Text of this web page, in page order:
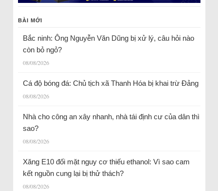
BÀI MỚI
Bắc ninh: Ông Nguyễn Văn Dũng bị xử lý, câu hỏi nào
còn bỏ ngỏ?
08/08/2026
Cá độ bóng đá: Chủ tịch xã Thanh Hóa bị khai trừ Đảng
08/08/2026
Nhà cho công an xây nhanh, nhà tái định cư của dân thì
sao?
08/08/2026
Xăng E10 đối mặt nguy cơ thiếu ethanol: Vì sao cam
kết nguồn cung lại bị thử thách?
08/08/2026